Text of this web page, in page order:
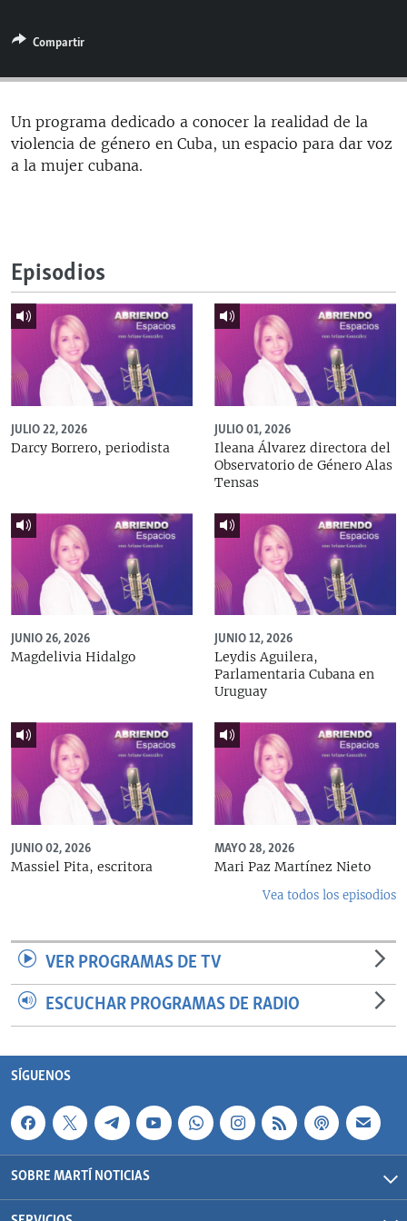
ESPECIALES
ESPECIALES
LA REALIDAD DE LA VIVIENDA EN CUBA
SER VIEJO EN CUBA
KENTU-CUBANO
LA INVASIÓN DE RUSIA A UCRANIA
MULTIMEDIA
EDITORIALES
SÍGUENOS
Compartir
Un programa dedicado a conocer la realidad de la
violencia de género en Cuba, un espacio para dar voz
a la mujer cubana.
Episodios
JULIO 22, 2026
Darcy Borrero, periodista
JULIO 01, 2026
Ileana Álvarez directora del
Observatorio de Género Alas
Tensas
JUNIO 26, 2026
Magdelivia Hidalgo
JUNIO 12, 2026
Leydis Aguilera,
Parlamentaria Cubana en
Uruguay
JUNIO 02, 2026
Massiel Pita, escritora
MAYO 28, 2026
Mari Paz Martínez Nieto
Vea todos los episodios
VER PROGRAMAS DE TV
ESCUCHAR PROGRAMAS DE RADIO
SÍGUENOS
SOBRE MARTÍ NOTICIAS